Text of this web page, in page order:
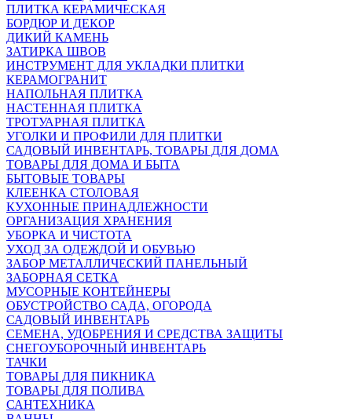
ПЛИТКА КЕРАМИЧЕСКАЯ
БОРДЮР И ДЕКОР
ДИКИЙ КАМЕНЬ
ЗАТИРКА ШВОВ
ИНСТРУМЕНТ ДЛЯ УКЛАДКИ ПЛИТКИ
КЕРАМОГРАНИТ
НАПОЛЬНАЯ ПЛИТКА
НАСТЕННАЯ ПЛИТКА
ТРОТУАРНАЯ ПЛИТКА
УГОЛКИ И ПРОФИЛИ ДЛЯ ПЛИТКИ
САДОВЫЙ ИНВЕНТАРЬ, ТОВАРЫ ДЛЯ ДОМА
ТОВАРЫ ДЛЯ ДОМА И БЫТА
БЫТОВЫЕ ТОВАРЫ
КЛЕЕНКА СТОЛОВАЯ
КУХОННЫЕ ПРИНАДЛЕЖНОСТИ
ОРГАНИЗАЦИЯ ХРАНЕНИЯ
УБОРКА И ЧИСТОТА
УХОД ЗА ОДЕЖДОЙ И ОБУВЬЮ
ЗАБОР МЕТАЛЛИЧЕСКИЙ ПАНЕЛЬНЫЙ
ЗАБОРНАЯ СЕТКА
МУСОРНЫЕ КОНТЕЙНЕРЫ
ОБУСТРОЙСТВО САДА, ОГОРОДА
САДОВЫЙ ИНВЕНТАРЬ
СЕМЕНА, УДОБРЕНИЯ И СРЕДСТВА ЗАЩИТЫ
СНЕГОУБОРОЧНЫЙ ИНВЕНТАРЬ
ТАЧКИ
ТОВАРЫ ДЛЯ ПИКНИКА
ТОВАРЫ ДЛЯ ПОЛИВА
САНТЕХНИКА